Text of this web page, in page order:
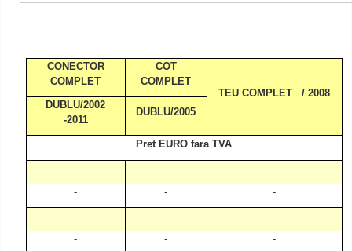
CONECTOR
COMPLET
COT
COMPLET
TEU COMPLET
/ 2008
DUBLU/2002
-2011
DUBLU/2005
Pret EURO fara TVA
- -
-
-
-
-
-
-
-
-
-
-